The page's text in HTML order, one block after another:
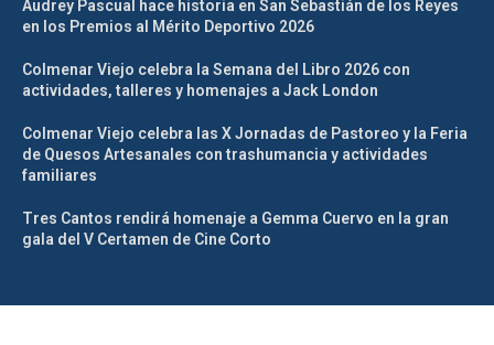
Audrey Pascual hace historia en San Sebastián de los Reyes
en los Premios al Mérito Deportivo 2026
Colmenar Viejo celebra la Semana del Libro 2026 con
actividades, talleres y homenajes a Jack London
Colmenar Viejo celebra las X Jornadas de Pastoreo y la Feria
de Quesos Artesanales con trashumancia y actividades
familiares
Tres Cantos rendirá homenaje a Gemma Cuervo en la gran
gala del V Certamen de Cine Corto